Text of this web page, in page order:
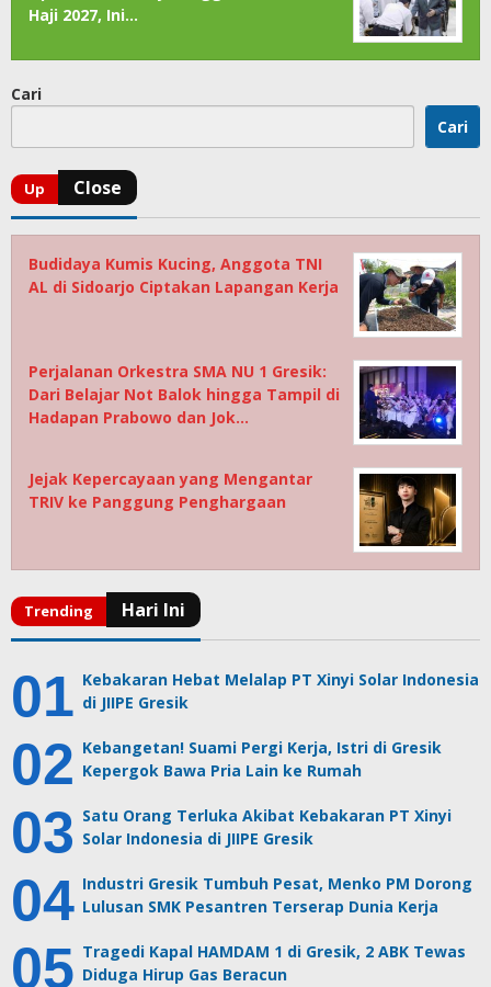
Haji 2027, Ini…
Cari
Cari
Budidaya Kumis Kucing, Anggota TNI
AL di Sidoarjo Ciptakan Lapangan Kerja
Perjalanan Orkestra SMA NU 1 Gresik:
Dari Belajar Not Balok hingga Tampil di
Hadapan Prabowo dan Jok…
Jejak Kepercayaan yang Mengantar
TRIV ke Panggung Penghargaan
Kebakaran Hebat Melalap PT Xinyi Solar Indonesia
di JIIPE Gresik
Kebangetan! Suami Pergi Kerja, Istri di Gresik
Kepergok Bawa Pria Lain ke Rumah
Satu Orang Terluka Akibat Kebakaran PT Xinyi
Solar Indonesia di JIIPE Gresik
Industri Gresik Tumbuh Pesat, Menko PM Dorong
Lulusan SMK Pesantren Terserap Dunia Kerja
Tragedi Kapal HAMDAM 1 di Gresik, 2 ABK Tewas
Diduga Hirup Gas Beracun